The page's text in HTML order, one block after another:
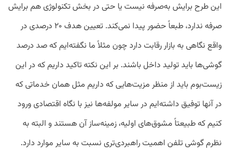
این طرح برایش به‌صرفه نیست یا حتی در بخش تکنولوژی هم برایش
صرفه ندارد، طبعاً حضور پیدا نمی‌کند. تعیین هدف ۲۰ درصدی در
واقع نگاهی به بازار رقابت دارد چون مثلاً ما نگفته‌ایم که صد درصد
گوشی‌ها باید تولید داخل باشند. بر این نکته تاکید داریم که در این
زیست‌بوم باید از منظر مزیت‌هایی که داریم مثل همان خدماتی که
در آنها توفیق داشته‌ایم در سایر مولفه‌ها نیز با نگاه اقتصادی ورود
کنیم که طبیعتاً مشوق‌های اولیه، زمینه‌ساز آن هستند و البته به
نظرم گوشی تلفن اهمیت راهبردی‌تری نسبت به سایر موارد دارد.